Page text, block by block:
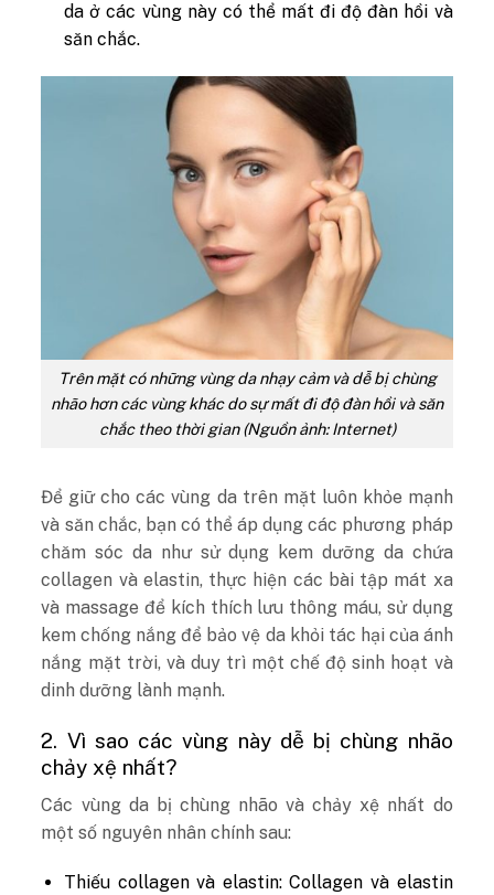
da ở các vùng này có thể mất đi độ đàn hồi và
săn chắc.
Trên mặt có những vùng da nhạy cảm và dễ bị chùng
nhão hơn các vùng khác do sự mất đi độ đàn hồi và săn
chắc theo thời gian (Nguồn ảnh: Internet)
Để giữ cho các vùng da trên mặt luôn khỏe mạnh
và săn chắc, bạn có thể áp dụng các phương pháp
chăm sóc da như sử dụng kem dưỡng da chứa
collagen và elastin, thực hiện các bài tập mát xa
và massage để kích thích lưu thông máu, sử dụng
kem chống nắng để bảo vệ da khỏi tác hại của ánh
nắng mặt trời, và duy trì một chế độ sinh hoạt và
dinh dưỡng lành mạnh.
2. Vì sao các vùng này dễ bị chùng nhão
chảy xệ nhất?
Các vùng da bị chùng nhão và chảy xệ nhất do
một số nguyên nhân chính sau:
Thiếu collagen và elastin: Collagen và elastin